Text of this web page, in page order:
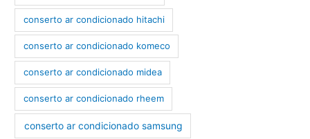
conserto ar condicionado hitachi
conserto ar condicionado komeco
conserto ar condicionado midea
conserto ar condicionado rheem
conserto ar condicionado samsung